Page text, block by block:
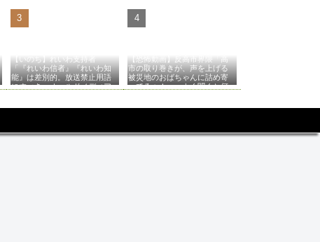
【いのち】れいわ支持者
「『れいわ信者』『れいわ知
能』は差別的。放送禁止用語
にすべき。オールドメディア
【恐怖動画】反高市界隈「高
市の取り巻きが、声を上げる
被災地のおばちゃんに詰め寄
ってるぅ！」→よく聞くと何